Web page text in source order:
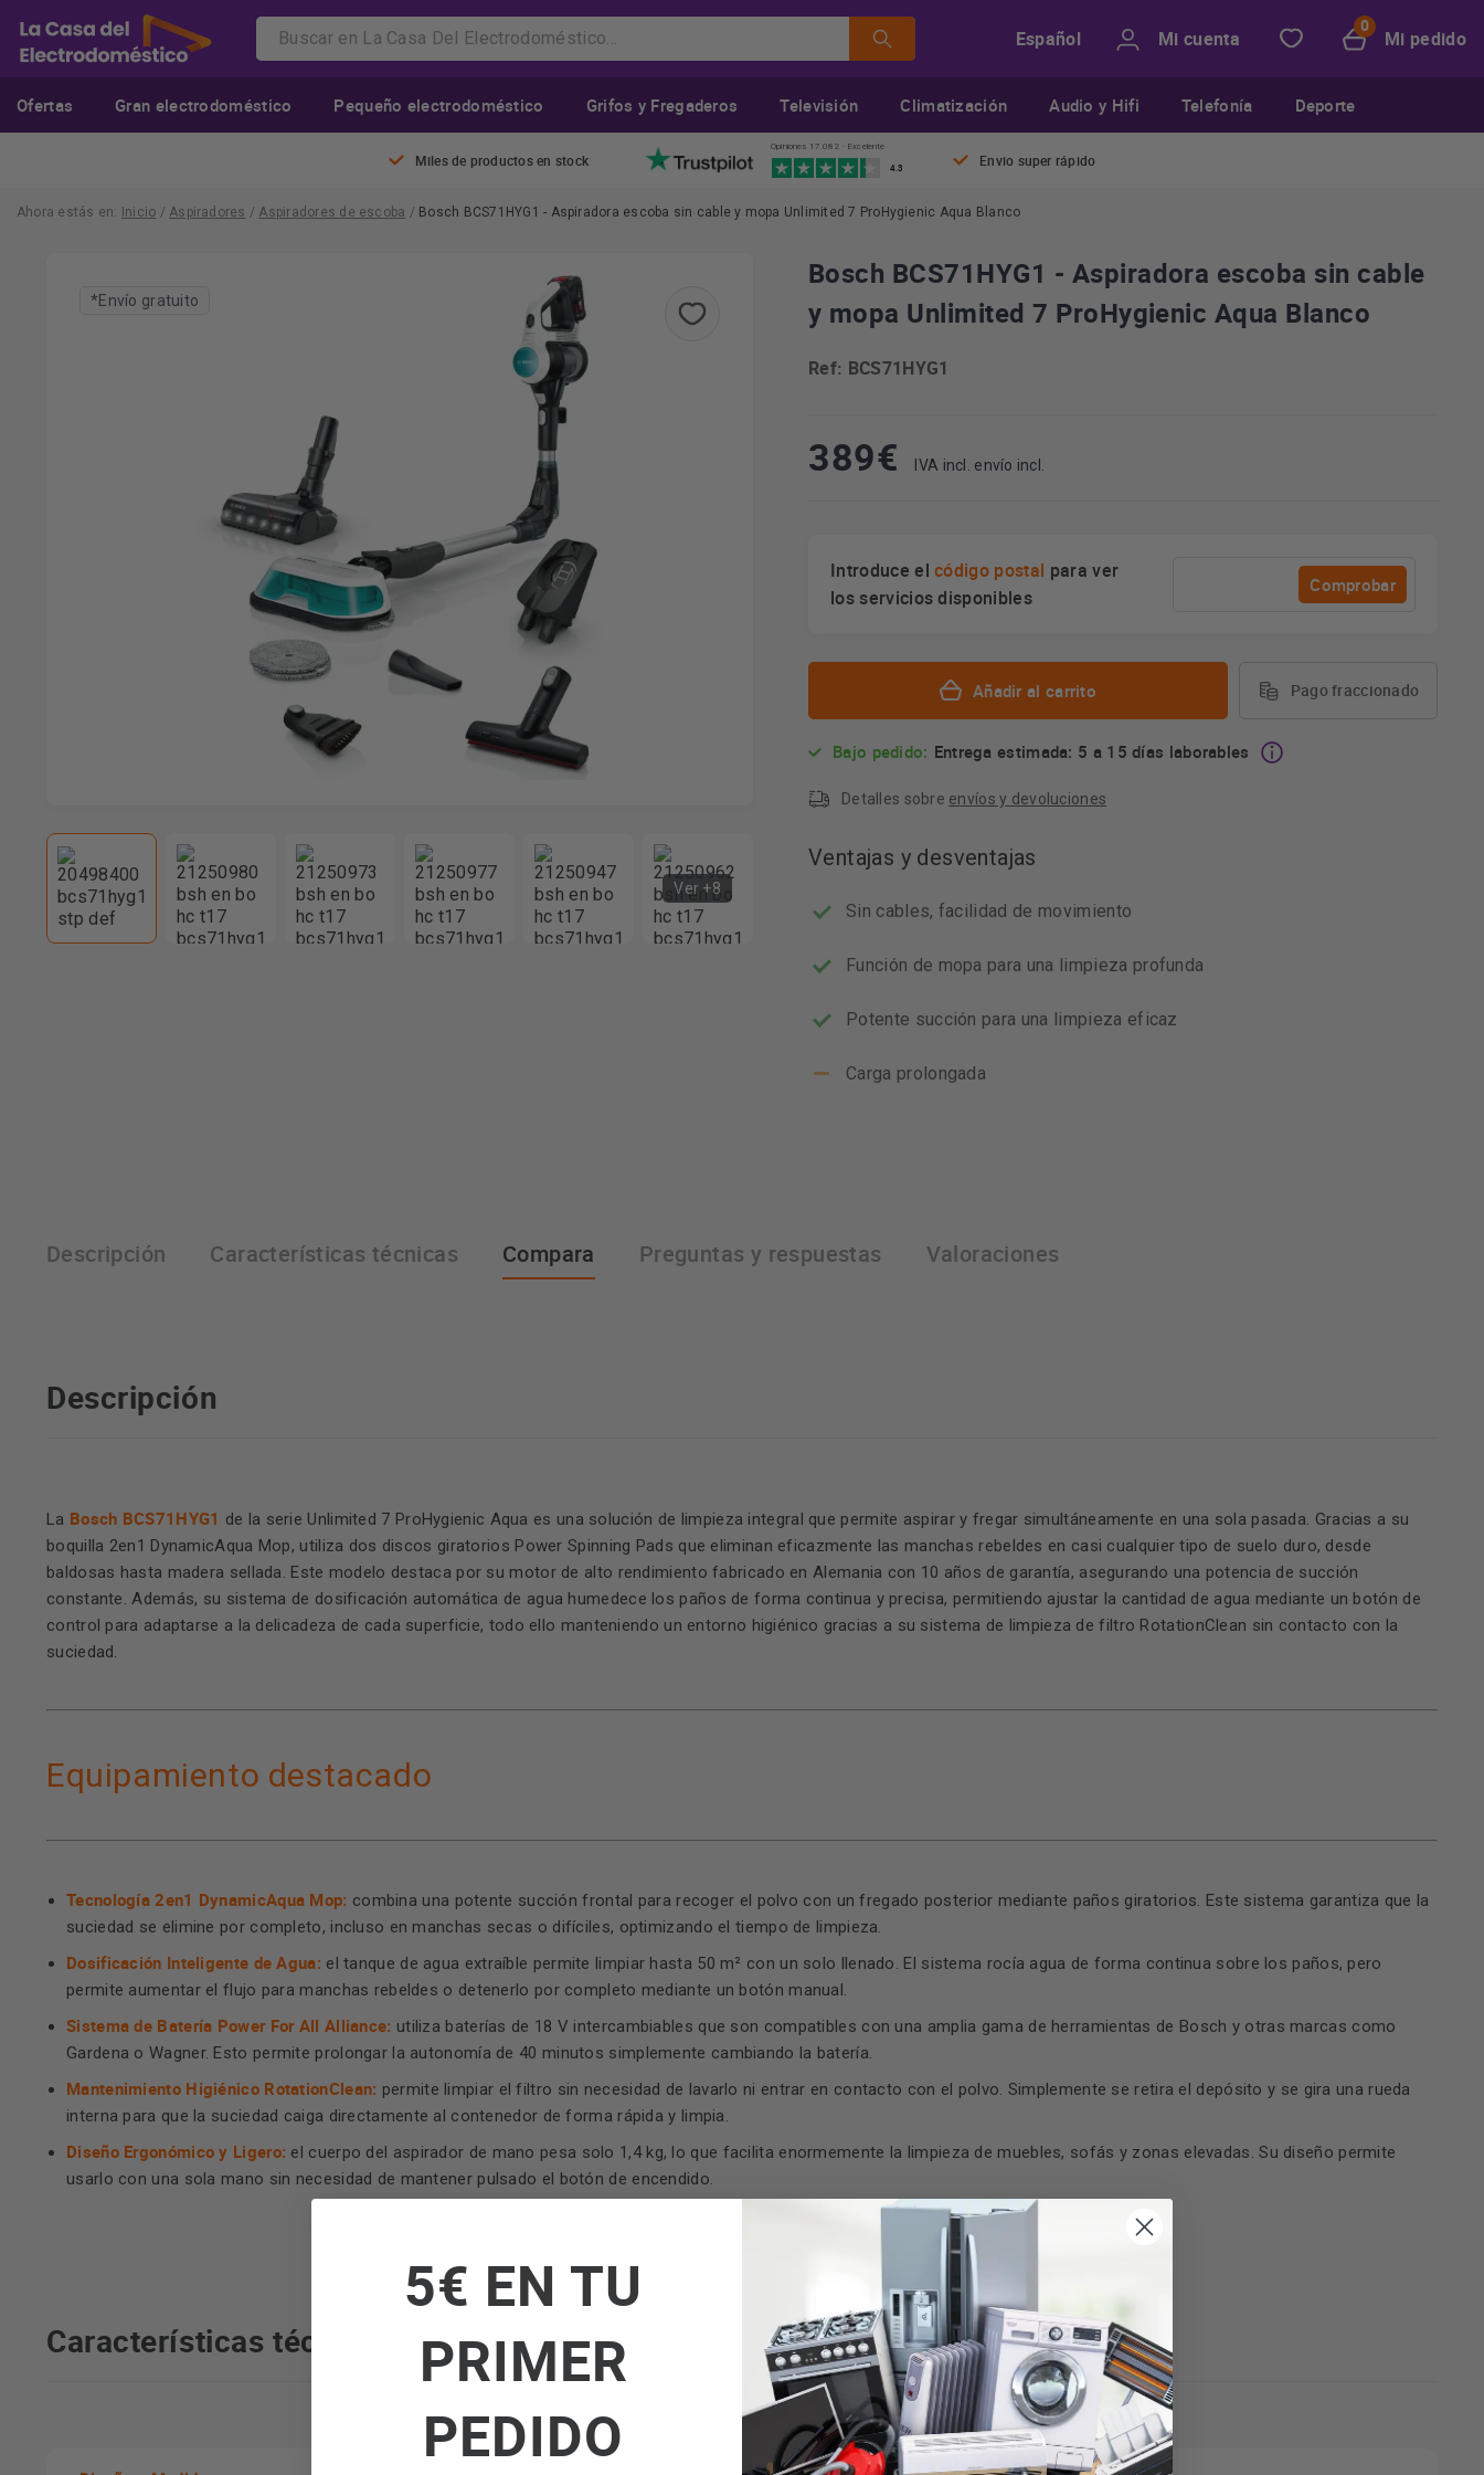
Español Mi cuenta Mi pedido
Ofertas Gran electrodoméstico Pequeño electrodoméstico Grifos y Fregaderos Televisión Climatización Audio y Hifi Telefonía Deporte
Miles de productos en stock
Opiniones 17.082 · Excelente
4.3 Envio super rápido
Ahora estás en: Inicio / Aspiradores / Aspiradores de escoba / Bosch BCS71HYG1 - Aspiradora escoba sin cable y mopa Unlimited 7 ProHygienic Aqua Blanco
*Envío gratuito
Ver +8
Bosch BCS71HYG1 - Aspiradora escoba sin cable
y mopa Unlimited 7 ProHygienic Aqua Blanco
Ref: BCS71HYG1
389€ IVA incl. envío incl.
Introduce elcódigo postal para ver
los servicios disponibles
Comprobar
Añadir al carrito Pago fraccionado
Bajo pedido: Entrega estimada: 5 a 15 días laborables
Detalles sobre envíos y devoluciones
Ventajas y desventajas
Sin cables, facilidad de movimiento
Función de mopa para una limpieza profunda
Potente succión para una limpieza eficaz
Carga prolongada
Descripción Características técnicas Compara Preguntas y respuestas Valoraciones
Descripción
La Bosch BCS71HYG1 de la serie Unlimited 7 ProHygienic Aqua es una solución de limpieza integral que permite aspirar y fregar simultáneamente en una sola pasada. Gracias a su
boquilla 2en1 DynamicAqua Mop, utiliza dos discos giratorios Power Spinning Pads que eliminan eficazmente las manchas rebeldes en casi cualquier tipo de suelo duro, desde
baldosas hasta madera sellada. Este modelo destaca por su motor de alto rendimiento fabricado en Alemania con 10 años de garantía, asegurando una potencia de succión
constante. Además, su sistema de dosificación automática de agua humedece los paños de forma continua y precisa, permitiendo ajustar la cantidad de agua mediante un botón de
control para adaptarse a la delicadeza de cada superficie, todo ello manteniendo un entorno higiénico gracias a su sistema de limpieza de filtro RotationClean sin contacto con la
suciedad.
Equipamiento destacado
Tecnología 2en1 DynamicAqua Mop: combina una potente succión frontal para recoger el polvo con un fregado posterior mediante paños giratorios. Este sistema garantiza que la
suciedad se elimine por completo, incluso en manchas secas o difíciles, optimizando el tiempo de limpieza.
Dosificación Inteligente de Agua: el tanque de agua extraíble permite limpiar hasta 50 m² con un solo llenado. El sistema rocía agua de forma continua sobre los paños, pero
permite aumentar el flujo para manchas rebeldes o detenerlo por completo mediante un botón manual.
Sistema de Batería Power For All Alliance: utiliza baterías de 18 V intercambiables que son compatibles con una amplia gama de herramientas de Bosch y otras marcas como
Gardena o Wagner. Esto permite prolongar la autonomía de 40 minutos simplemente cambiando la batería.
Mantenimiento Higiénico RotationClean: permite limpiar el filtro sin necesidad de lavarlo ni entrar en contacto con el polvo. Simplemente se retira el depósito y se gira una rueda
interna para que la suciedad caiga directamente al contenedor de forma rápida y limpia.
Diseño Ergonómico y Ligero: el cuerpo del aspirador de mano pesa solo 1,4 kg, lo que facilita enormemente la limpieza de muebles, sofás y zonas elevadas. Su diseño permite
usarlo con una sola mano sin necesidad de mantener pulsado el botón de encendido.
Características técnicas
5€ EN TU
PRIMER
PEDIDO